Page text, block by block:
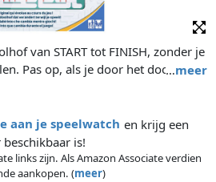
…meer
van START tot FINISH, zonder je
Pas op, als je door het doolhof
staafjes met je pen verplaatsen om
de uitdaging op te lossen!
aan je speelwatch en krijg een
is!
links zijn. Als Amazon Associate verdien
aankopen. (meer)